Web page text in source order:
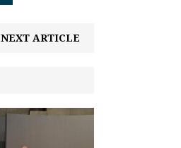
NEXT ARTICLE